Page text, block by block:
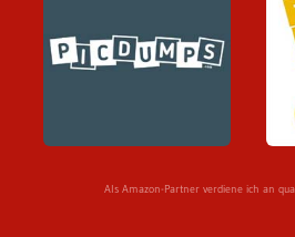
Als Amazon-Partner verdiene ich an